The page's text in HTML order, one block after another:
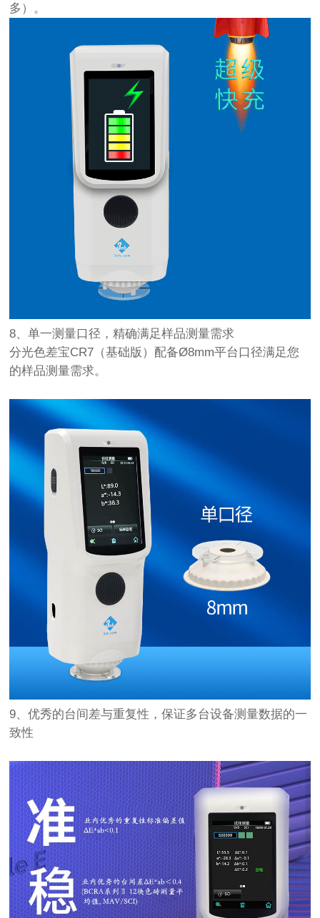
多）。
8、单一测量口径，精确满足样品测量需求
分光色差宝CR7（基础版）配备Ø8mm平台口径满足您
的样品测量需求。
9、优秀的台间差与重复性，保证多台设备测量数据的一
致性